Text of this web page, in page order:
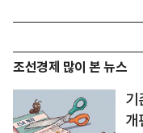
조선경제 많이 본 뉴스
기
개